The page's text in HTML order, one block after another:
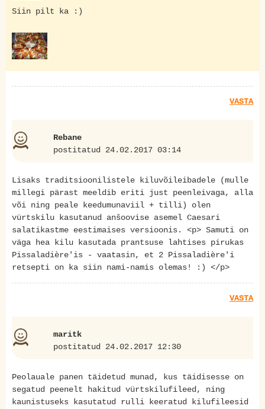
Siin pilt ka :)
VASTA
Rebane
postitatud 24.02.2017 03:14
Lisaks traditsioonilistele kiluvõileibadele (mulle
millegi pärast meeldib eriti just peenleivaga, alla
või ning peale keedumunaviil + tilli) olen
vürtskilu kasutanud anšoovise asemel Caesari
salatikastme eestimaises versioonis. <p> Samuti on
väga hea kilu kasutada prantsuse lahtises pirukas
Pissaladière'is - vaatasin, et 2 Pissaladière'i
retsepti on ka siin nami-namis olemas! :) </p>
VASTA
maritk
postitatud 24.02.2017 12:30
Peolauale panen täidetud munad, kus täidisesse on
segatud peenelt hakitud vürtskilufileed, ning
kaunistuseks kasutatud rulli keeratud kilufileesid